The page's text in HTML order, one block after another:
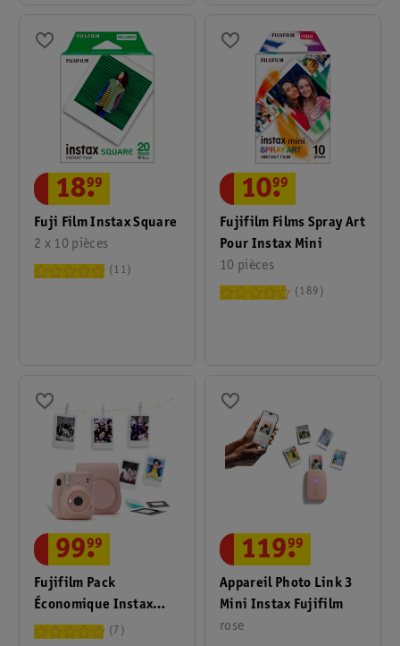
Fuji Film Instax Square
2 x 10 pièces
18.
99
11
Fujifilm Films Spray Art
Pour Instax Mini
10 pièces
10.
99
189
Fujifilm Pack
Économique Instax
Mini 11 Blush Pink
99.
99
7
Appareil Photo Link 3
Mini Instax Fujifilm
rose
119.
99